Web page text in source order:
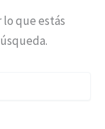
que estás